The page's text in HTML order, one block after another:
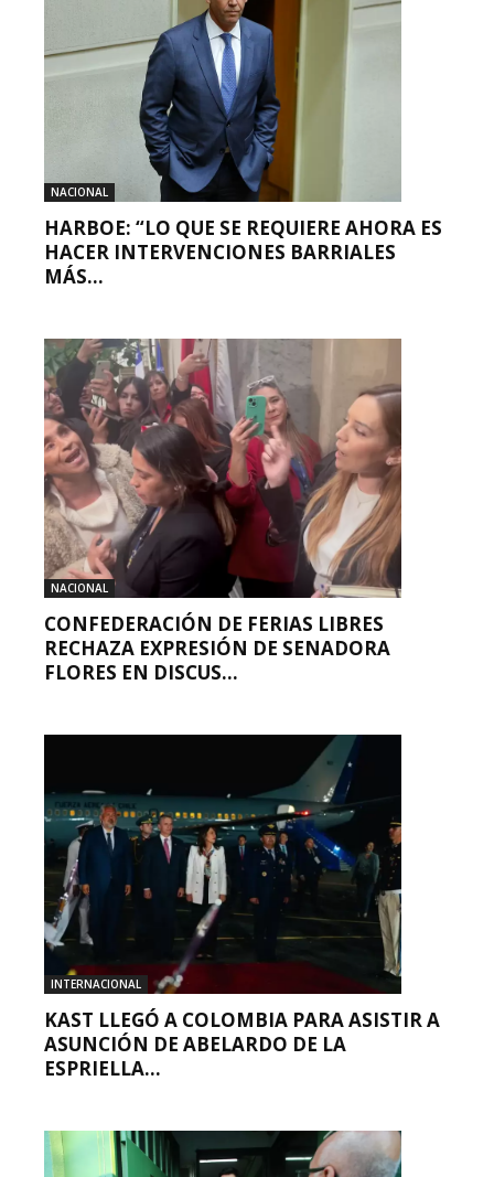
NACIONAL
HARBOE: “LO QUE SE REQUIERE AHORA ES
HACER INTERVENCIONES BARRIALES
MÁS...
NACIONAL
CONFEDERACIÓN DE FERIAS LIBRES
RECHAZA EXPRESIÓN DE SENADORA
FLORES EN DISCUS...
INTERNACIONAL
KAST LLEGÓ A COLOMBIA PARA ASISTIR A
ASUNCIÓN DE ABELARDO DE LA
ESPRIELLA...